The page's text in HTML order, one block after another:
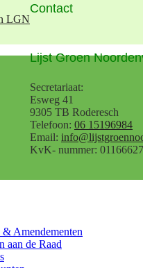
LGN
Contact
Lijst Groen
Secretariaat:
Esweg 41
9305 TB Roderesch
Telefoon: 06 15196984
Email:
KvK- nummer: 01166627
Amendementen
aan de Raad